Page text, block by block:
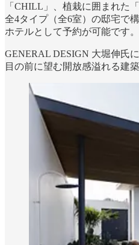
「CHILL」、植栽に囲まれた
全4タイプ（全6室）の邸宅で
ホテルとして予約が可能です。
GENERAL DESIGN 大堀伸氏
目の前に望む開放感溢れる建